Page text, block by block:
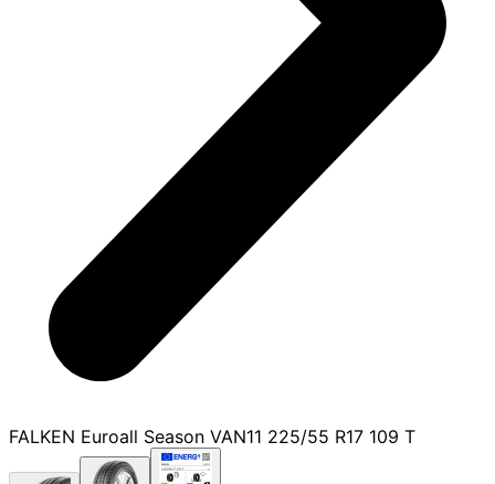
FALKEN Euroall Season VAN11 225/55 R17 109 T